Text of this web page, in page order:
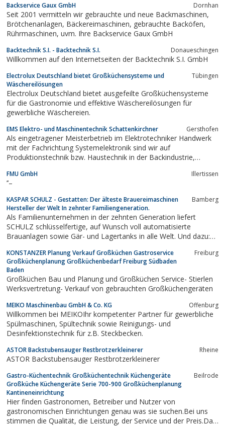
Bierstabilisierung, Bierfiltration und Entkeimung wie auch CIP
Anlagen stellen wir ebenso her.
Backservice Gaux GmbH Dornhan
Seit 2001 vermitteln wir gebrauchte und neue Backmaschinen,
Brötchenanlagen, Bäckereimaschinen, gebrauchte Backöfen,
Rührmaschinen, uvm. Ihre Backservice Gaux GmbH
Backtechnik S.I. - Backtechnik S.I. Donaueschingen
Willkommen auf den Internetseiten der Backtechnik S.I. GmbH
Electrolux Deutschland bietet Großküchensysteme und
Wäschereilösungen
Tübingen
Electrolux Deutschland bietet ausgefeilte Großküchensysteme
für die Gastronomie und effektive Wäschereilösungen für
gewerbliche Wäschereien.
EMS Elektro- und Maschinentechnik Schattenkirchner Gersthofen
Als eingetragener Meisterbetrieb im Elektrotechniker Handwerk
mit der Fachrichtung Systemelektronik sind wir auf
Produktionstechnik bzw. Haustechnik in der Backindustrie,
Gastronomiebranche spezialisiert.
FMU GmbH Illertissen
’’–
KASPAR SCHULZ - Gestatten: Der älteste Brauereimaschinen
Hersteller der Welt In zehnter Familiengeneration.
Bamberg
Als Familienunternehmen in der zehnten Generation liefert
SCHULZ schlüsselfertige, auf Wunsch voll automatisierte
Brauanlagen sowie Gär- und Lagertanks in alle Welt. Und dazu:
KONSTANZER Planung Verkauf Großküchen Gastroservice
Großküchenplanung Großküchenbedarf Freiburg Südbaden
Baden
Freiburg
Großküchen Bau und Planung und Großküchen Service- Stierlen
Werksvertretung- Verkauf von gebrauchten Großküchengeräten
MEIKO Maschinenbau GmbH & Co. KG Offenburg
Willkommen bei MEIKOIhr kompetenter Partner für gewerbliche
Spülmaschinen, Spültechnik sowie Reinigungs- und
Desinfektionstechnik für z.B. Steckbecken.
ASTOR Backstubensauger Restbrotzerkleinerer Rheine
ASTOR Backstubensauger Restbrotzerkleinerer
Gastro-Küchentechnik Großküchentechnik Küchengeräte
Großküche Küchengeräte Serie 700-900 Großküchenplanung
Kantineneinrichtung
Beilrode
Hier finden Gastronomen, Betreiber und Nutzer von
gastronomischen Einrichtungen genau was sie suchen.Bei uns
stimmen die Qualität, die Leistung, der Service und der Preis.Das